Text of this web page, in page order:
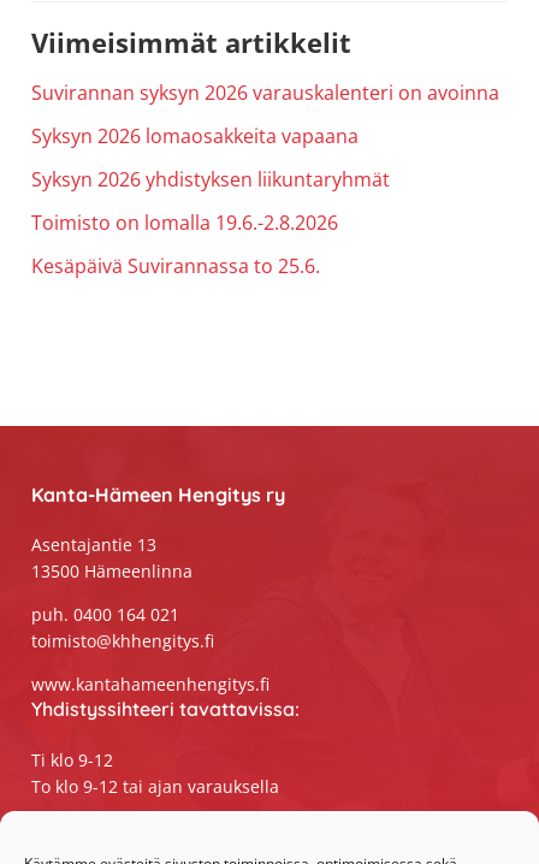
Ensisijainen
sivupalkki
Viimeisimmät artikkelit
Suvirannan syksyn 2026 varauskalenteri on avoinna
Syksyn 2026 lomaosakkeita vapaana
Syksyn 2026 yhdistyksen liikuntaryhmät
Toimisto on lomalla 19.6.-2.8.2026
Kesäpäivä Suvirannassa to 25.6.
Kanta-Hämeen Hengitys ry
Asentajantie 13
13500 Hämeenlinna
puh. 0400 164 021
toimisto@khhengitys.fi
www.kantahameenhengitys.fi
Yhdistyssihteeri tavattavissa:
Ti klo 9-12
To klo 9-12 tai ajan varauksella